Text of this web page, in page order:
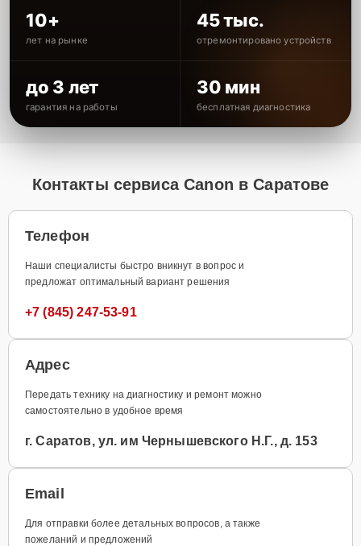
10+
лет на рынке
45 тыс.
отремонтировано устройств
до 3 лет
гарантия на работы
30 мин
бесплатная диагностика
Контакты сервиса Canon в Саратове
Телефон
Наши специалисты быстро вникнут в вопрос и
предложат оптимальный вариант решения
+7 (845) 247-53-91
Адрес
Передать технику на диагностику и ремонт можно
самостоятельно в удобное время
г. Саратов, ул. им Чернышевского Н.Г., д. 153
Email
Для отправки более детальных вопросов, а также
пожеланий и предложений